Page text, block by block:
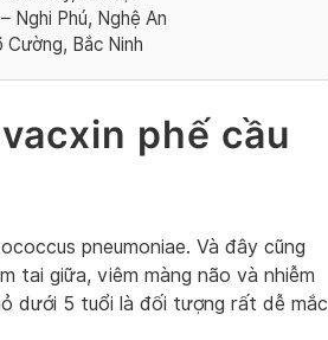
Nghi Phú, Nghệ An
Cường, Bắc Ninh
phế cầu
pneumoniae. Và đây cũng
tai giữa, viêm màng não và nhiễm
dưới 5 tuổi là đối tượng rất dễ mắc